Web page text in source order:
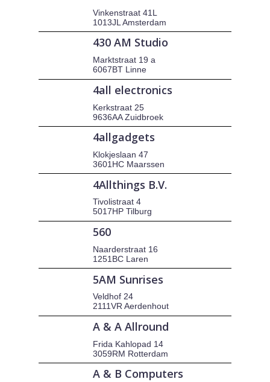
Vinkenstraat 41L
1013JL Amsterdam
430 AM Studio
Marktstraat 19 a
6067BT Linne
4all electronics
Kerkstraat 25
9636AA Zuidbroek
4allgadgets
Klokjeslaan 47
3601HC Maarssen
4Allthings B.V.
Tivolistraat 4
5017HP Tilburg
560
Naarderstraat 16
1251BC Laren
5AM Sunrises
Veldhof 24
2111VR Aerdenhout
A & A Allround
Frida Kahlopad 14
3059RM Rotterdam
A & B Computers